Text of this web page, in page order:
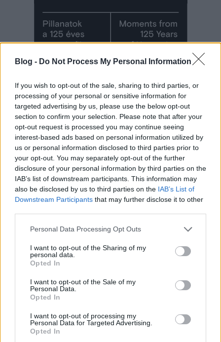
Blog - Do Not Process My Personal Information
If you wish to opt-out of the sale, sharing to third parties, or
processing of your personal or sensitive information for
targeted advertising by us, please use the below opt-out
section to confirm your selection. Please note that after your
opt-out request is processed you may continue seeing
interest-based ads based on personal information utilized by
us or personal information disclosed to third parties prior to
your opt-out. You may separately opt-out of the further
disclosure of your personal information by third parties on the
IAB’s list of downstream participants. This information may
also be disclosed by us to third parties on the IAB’s List of
Downstream Participants that may further disclose it to other
Please note that this website/app uses one or more Google
not limited to your visit or usage behaviour. You may click to
grant or deny consent to Google and its third-party tags to
use your data for below specified purposes in below Google
consent section.
Personal Data Processing Opt Outs
I want to opt-out of the Sharing of my
personal data.
Opted In
I want to opt-out of the Sale of my
Personal Data.
Opted In
I want to opt-out of processing my
Personal Data for Targeted Advertising.
Opted In
Mai Manó Ház a
Facebookon
Mai Manó Ház a